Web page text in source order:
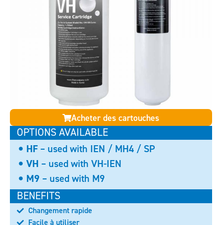
Acheter des cartouches
OPTIONS AVAILABLE
HF – used with IEN / MH4 / SP
VH – used with VH-IEN
M9 – used with M9
BENEFITS
Changement rapide
Facile à utiliser